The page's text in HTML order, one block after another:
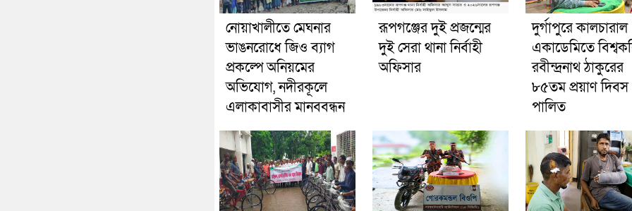
নোয়াখালীতে মেঘনার
ভাঙনরোধে জিও ব্যাগ
প্রকল্পে অনিয়মের
অভিযোগ, নদীরকূলে
এলাকাবাসীর মানববন্ধন
রূপগঞ্জের দুই প্রজন্মের
দুই সেরা থানা নির্বাহী
অফিসার
দুর্গাপুরে কালচারাল
একাডেমিতে
রবীন্দ্রনাথ ঠাকুরের
৮৫তম প্রয়াণ দিবস
পালিত